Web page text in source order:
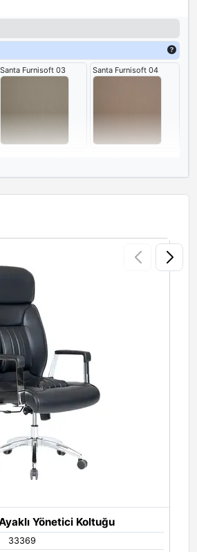
ve profesyonel bir atmosfer yaratır.
Santa Furnisoft 03 Santa Furnisoft 04
Yönetici Koltuğu
33369